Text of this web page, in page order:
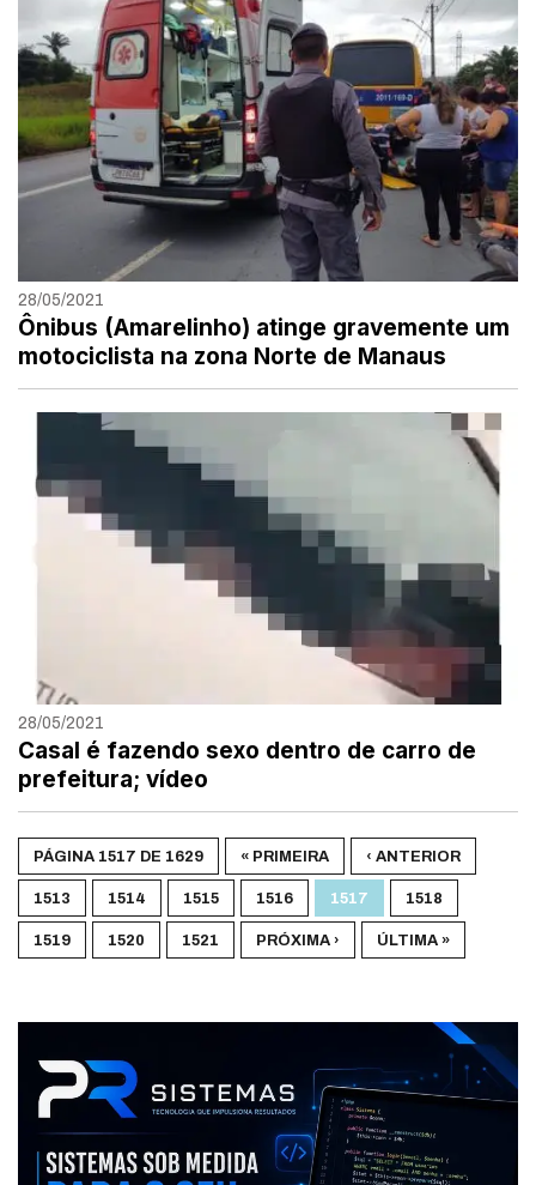
28/05/2021
Ônibus (Amarelinho) atinge gravemente um
motociclista na zona Norte de Manaus
28/05/2021
Casal é fazendo sexo dentro de carro de
prefeitura; vídeo
PÁGINA 1517 DE 1629 « PRIMEIRA ‹ ANTERIOR
1513 1514 1515 1516 1517 1518
1519 1520 1521 PRÓXIMA › ÚLTIMA »